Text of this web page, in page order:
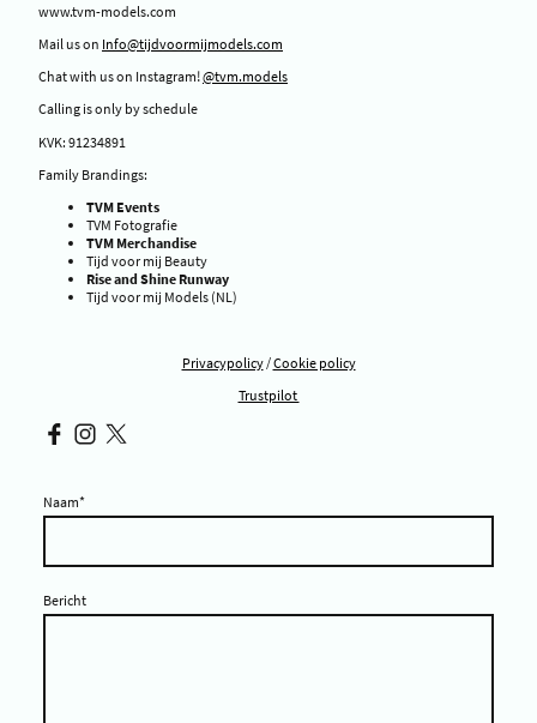
www.tvm-models.com
Mail us on Info@tijdvoormijmodels.com
Chat with us on Instagram!@tvm.models
Calling is only by schedule
KVK: 91234891
Family Brandings:
TVM Events
TVM Fotografie
TVM Merchandise
Tijd voor mij Beauty
Rise and Shine Runway
Tijd voor mij Models (NL)
Privacypolicy/Cookie policy
Trustpilot
Naam*
Bericht